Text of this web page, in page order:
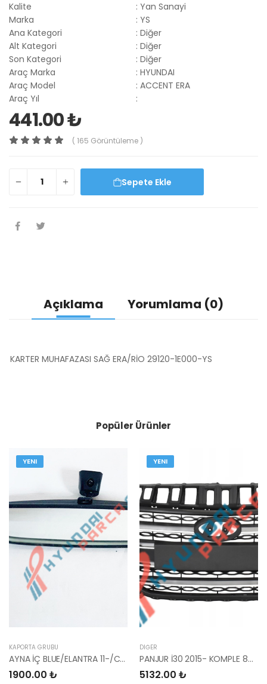
Kalite
: Yan Sanayi
Marka
: YS
Ana Kategori
: Diğer
Alt Kategori
: Diğer
Son Kategori
: Diğer
Araç Marka
: HYUNDAI
Araç Model
: ACCENT ERA
Araç Yıl
:
441.00 ₺
( 165 Görüntüleme )
Sepete Ekle
Açıklama Yorumlama (0)
KARTER MUHAFAZASI SAĞ ERA/RİO 29120-1E000-YS
Popüler Ürünler
YENI
KAPORTA GRUBU
AYNA İÇ BLUE/ELANTRA 11-/CEED 10-/RİO 12-/SPORTAGE 11- 85101-3X100-HMC
1900.00 ₺
YENI
DIĞER
PANJUR İ30 2015- KOMPLE 86350-A6800-YS
5132.00 ₺